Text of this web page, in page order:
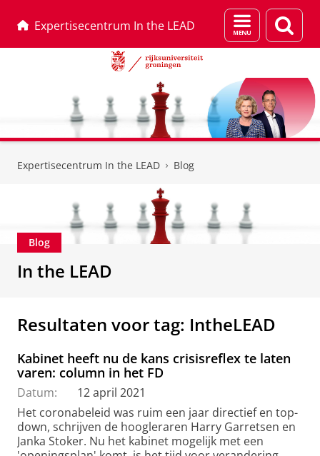
Expertisecentrum In the LEAD
Menu
en
Expertisecentrum In the LEAD Blog
Blog
In the LEAD
Resultaten voor tag: IntheLEAD
Kabinet heeft nu de kans crisisreflex te laten
varen: column in het FD
Datum:
12 april 2021
Het coronabeleid was ruim een jaar directief en top-
down, schrijven de hoogleraren Harry Garretsen en
Janka Stoker. Nu het kabinet mogelijk met een